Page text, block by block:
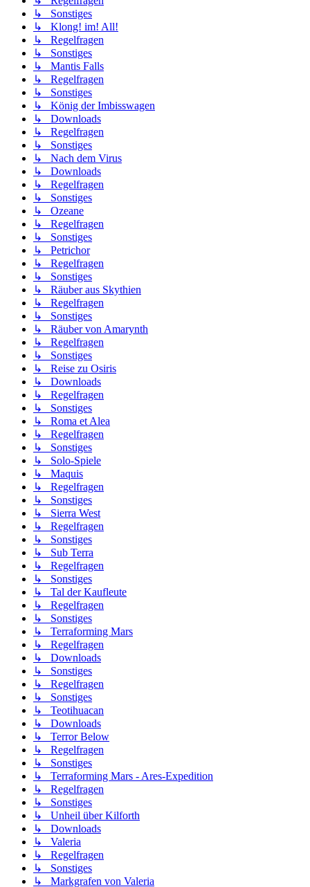
↳ Sonstiges
↳ Klong! im! All!
↳ Regelfragen
↳ Sonstiges
↳ Mantis Falls
↳ Regelfragen
↳ Sonstiges
↳ König der Imbisswagen
↳ Downloads
↳ Regelfragen
↳ Sonstiges
↳ Nach dem Virus
↳ Downloads
↳ Regelfragen
↳ Sonstiges
↳ Ozeane
↳ Regelfragen
↳ Sonstiges
↳ Petrichor
↳ Regelfragen
↳ Sonstiges
↳ Räuber aus Skythien
↳ Regelfragen
↳ Sonstiges
↳ Räuber von Amarynth
↳ Regelfragen
↳ Sonstiges
↳ Reise zu Osiris
↳ Downloads
↳ Regelfragen
↳ Sonstiges
↳ Roma et Alea
↳ Regelfragen
↳ Sonstiges
↳ Solo-Spiele
↳ Maquis
↳ Regelfragen
↳ Sonstiges
↳ Sierra West
↳ Regelfragen
↳ Sonstiges
↳ Sub Terra
↳ Regelfragen
↳ Sonstiges
↳ Tal der Kaufleute
↳ Regelfragen
↳ Sonstiges
↳ Terraforming Mars
↳ Regelfragen
↳ Downloads
↳ Sonstiges
↳ Regelfragen
↳ Sonstiges
↳ Teotihuacan
↳ Downloads
↳ Terror Below
↳ Regelfragen
↳ Sonstiges
↳ Terraforming Mars - Ares-Expedition
↳ Regelfragen
↳ Sonstiges
↳ Unheil über Kilforth
↳ Downloads
↳ Valeria
↳ Regelfragen
↳ Sonstiges
↳ Markgrafen von Valeria